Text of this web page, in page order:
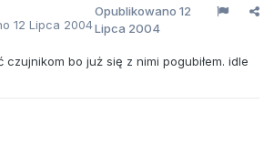
12 Lipca 2004
Opublikowano 12
Lipca 2004
bo już się z nimi pogubiłem. idle